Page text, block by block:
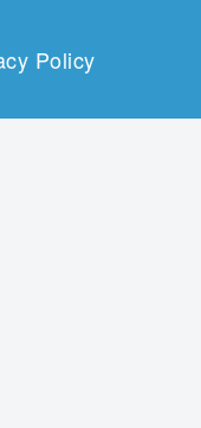
Policy